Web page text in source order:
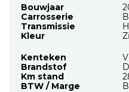
Bouwjaar
Carrosserie
Transmissie
Kleur
Kenteken
Brandstof
Km stand
BTW / Marge